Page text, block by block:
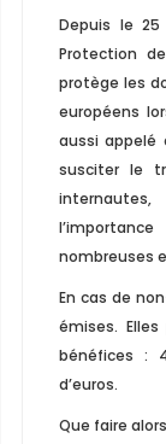
Depuis le
Protection
protège les
européens
aussi appelé
susciter le
nombreuses
En cas de
émises.
bénéfices :
d’euros.
Que faire